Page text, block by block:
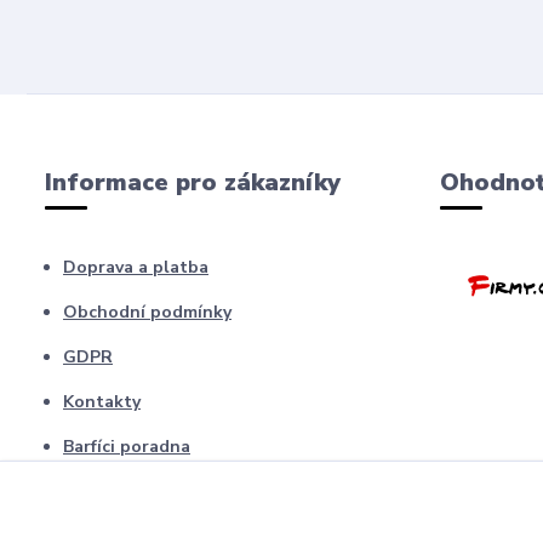
Informace pro zákazníky
Doprava a platba
Obchodní podmínky
GDPR
Kontakty
Barfíci poradna